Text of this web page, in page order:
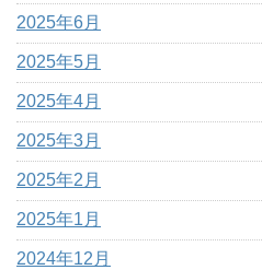
2025年6月
2025年5月
2025年4月
2025年3月
2025年2月
2025年1月
2024年12月